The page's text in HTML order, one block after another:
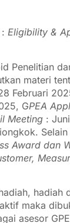
Eligibility &
Penelitian
materi
Februari
GPEA
Meeting :
Award dan
hadiah
maka
asesor